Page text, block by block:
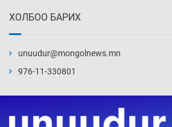
Өчигдөр 13 цаг 00 мин
Өчигдөр 12 цаг 30 мин
ХОЛБОО БАРИХ
unuudur@mongolnews.mn
976-11-330801